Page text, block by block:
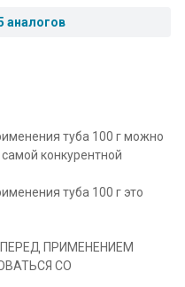
аналогов
туба 100 г можно
конкурентной
туба 100 г это
ПРИМЕНЕНИЕМ
СО